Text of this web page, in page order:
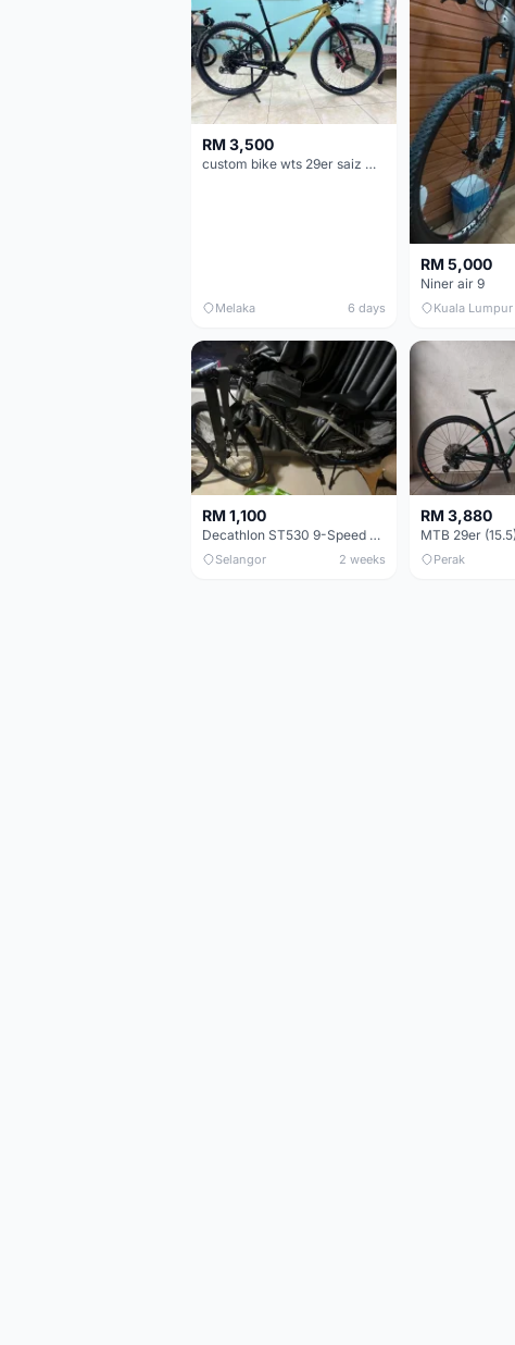
RM 3,500
custom bike wts 29er saiz M/L
Melaka 6 days
RM 5,000
Niner air 9
Kuala Lumpur
RM 1,100
Decathlon ST530 9-Speed 27.5 Inch - Chrome
Selangor 2 weeks
RM 3,880
Perak